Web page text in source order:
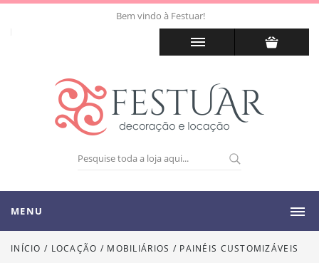
Bem vindo à Festuar!
MENU
INÍCIO / LOCAÇÃO / MOBILIÁRIOS / PAINÉIS CUSTOMIZÁVEIS